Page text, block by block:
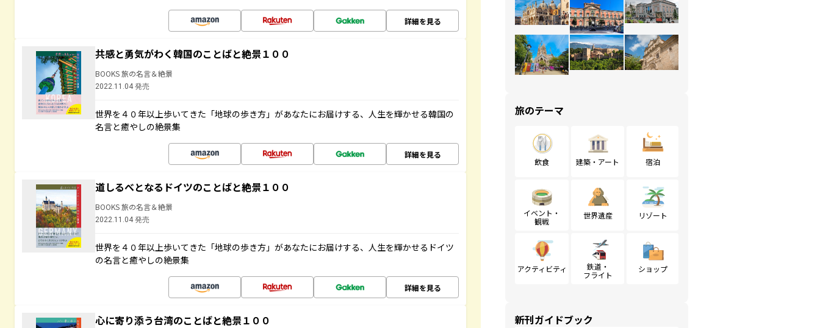
詳細を見る
共感と勇気がわく韓国のことばと絶景１００
BOOKS 旅の名言＆絶景
2022.11.04 発売
世界を４０年以上歩いてきた「地球の歩き方」があなたにお届けする、人生を輝かせる韓国の
名言と癒やしの絶景集
詳細を見る
道しるべとなるドイツのことばと絶景１００
BOOKS 旅の名言＆絶景
2022.11.04 発売
世界を４０年以上歩いてきた「地球の歩き方」があなたにお届けする、人生を輝かせるドイツ
の名言と癒やしの絶景集
詳細を見る
心に寄り添う台湾のことばと絶景１００
旅のテーマ
飲食 建築・アート 宿泊
イベント・
観戦
世界遺産 リゾート
アクティビティ
鉄道・
フライト
ショップ
新刊ガイドブック